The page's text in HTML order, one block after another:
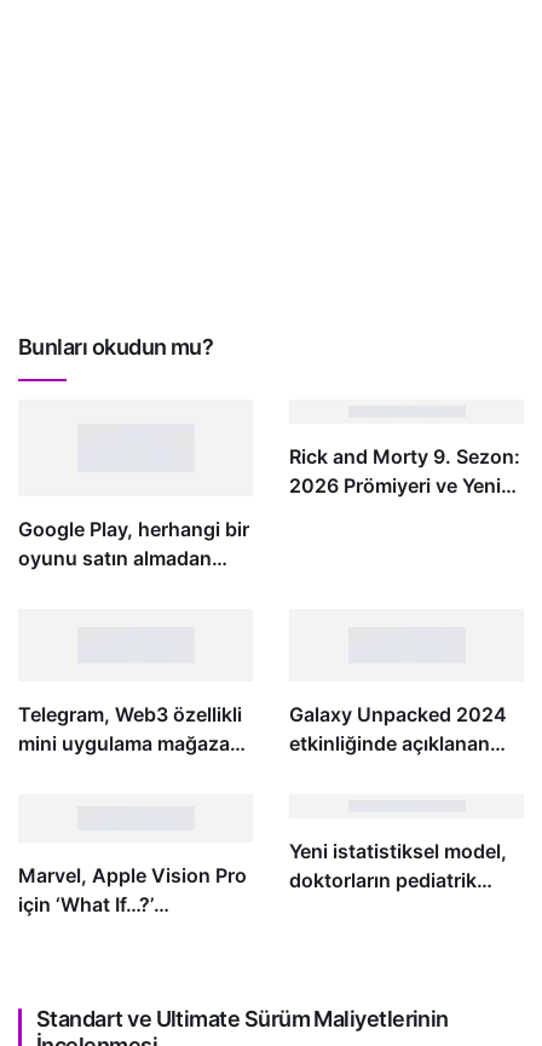
Bunları okudun mu?
Google Play, herhangi bir
oyunu satın almadan
Rick and Morty 9. Sezon:
2026 Prömiyeri ve Yeni
Telegram, Web3 özellikli
mini uygulama mağazası
Galaxy Unpacked 2024
etkinliğinde açıklanan
Marvel, Apple Vision Pro
için ‘What If…?’
Yeni istatistiksel model,
doktorların pediatrik
Standart ve Ultimate Sürüm Maliyetlerinin